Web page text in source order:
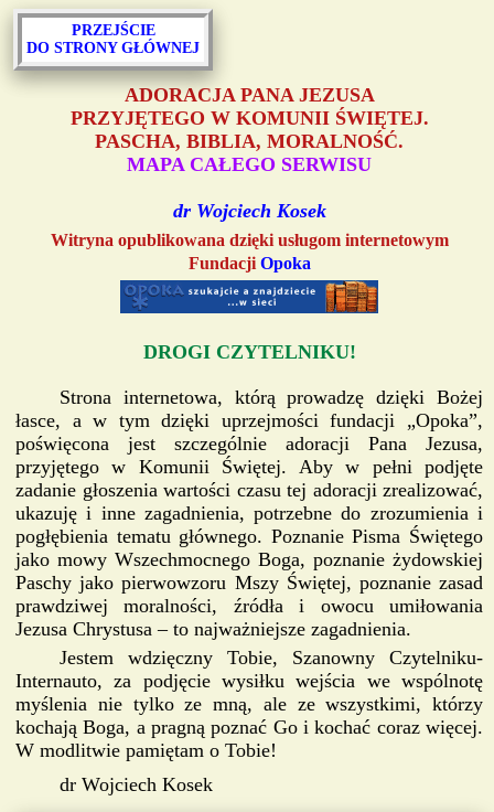
PRZEJŚCIE
DO STRONY GŁÓWNEJ
ADORACJA PANA JEZUSA
PRZYJĘTEGO W KOMUNII ŚWIĘTEJ.
PASCHA, BIBLIA, MORALNOŚĆ.
MAPA CAŁEGO SERWISU
dr Wojciech Kosek
Witryna opublikowana dzięki usługom internetowym
FundacjiOpoka
DROGI CZYTELNIKU!
Strona internetowa, którą prowadzę dzięki Bożej
łasce, a w tym dzięki uprzejmości fundacji „Opoka”,
poświęcona jest szczególnie adoracji Pana Jezusa,
przyjętego w Komunii Świętej. Aby w pełni podjęte
zadanie głoszenia wartości czasu tej adoracji zrealizować,
ukazuję i inne zagadnienia, potrzebne do zrozumienia i
pogłębienia tematu głównego. Poznanie Pisma Świętego
jako mowy Wszechmocnego Boga, poznanie żydowskiej
Paschy jako pierwowzoru Mszy Świętej, poznanie zasad
prawdziwej moralności, źródła i owocu umiłowania
Jezusa Chrystusa – to najważniejsze zagadnienia.
Jestem wdzięczny Tobie, Szanowny Czytelniku-
Internauto, za podjęcie wysiłku wejścia we wspólnotę
myślenia nie tylko ze mną, ale ze wszystkimi, którzy
kochają Boga, a pragną poznać Go i kochać coraz więcej.
W modlitwie pamiętam o Tobie!
dr Wojciech Kosek